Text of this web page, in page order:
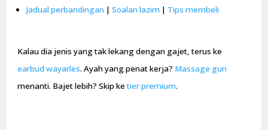
Jadual perbandingan | Soalan lazim | Tips membeli
Kalau dia jenis yang tak lekang dengan gajet, terus ke
earbud wayarles. Ayah yang penat kerja? Massage gun
menanti. Bajet lebih? Skip ketier premium.